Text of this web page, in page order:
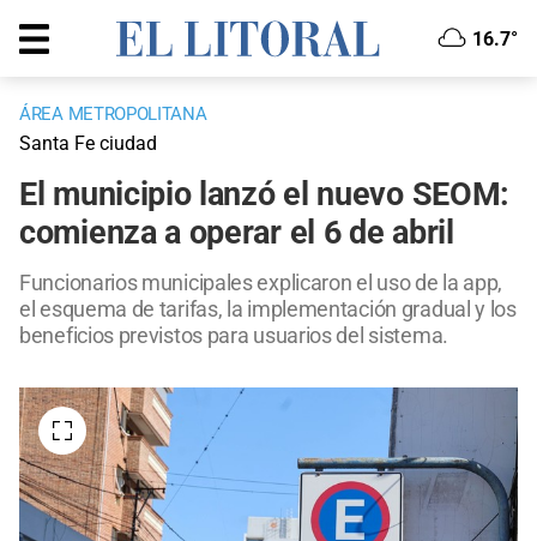
16.7°
ÁREA METROPOLITANA
Santa Fe ciudad
El municipio lanzó el nuevo SEOM:
comienza a operar el 6 de abril
Funcionarios municipales explicaron el uso de la app,
el esquema de tarifas, la implementación gradual y los
beneficios previstos para usuarios del sistema.